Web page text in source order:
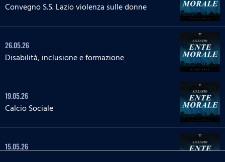
Convegno S.S. Lazio violenza sulle donne
26.05.26
Disabilità, inclusione e formazione
19.05.26
Calcio Sociale
15.05.26